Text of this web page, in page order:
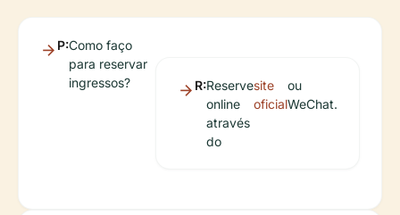
P:Como faço
para reservar
ingressos?
R:Reserve
online
através
do
site
oficial
ou
WeChat.